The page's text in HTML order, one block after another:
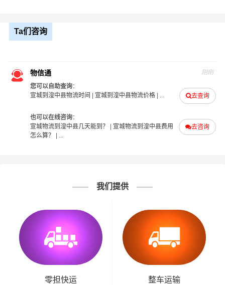
化的物流方案和服务，满足客户的不同需求；
3、成本控制：我公司可以通过规模化运作、优化物流流
企业竞争力；
4、信息化：我公司通过信息化技术，实现物流信息的实时
监控和管理，提高物流效率和服务质量；
力，能够有效应对物流运输中的各种风险和问题，保障客
户的利益和安全；
Ta们咨询
物信通 刚刚
去查询
您可以自助查询：
宣城到湟中县物流时间
宣城到湟中县物流价格| ...
去咨询
也可以在线咨询：
宣城物流到湟中县几天能到？
宣城物流到湟中县费用
怎么算？
| ...
我们提供
零担快运 整车运输